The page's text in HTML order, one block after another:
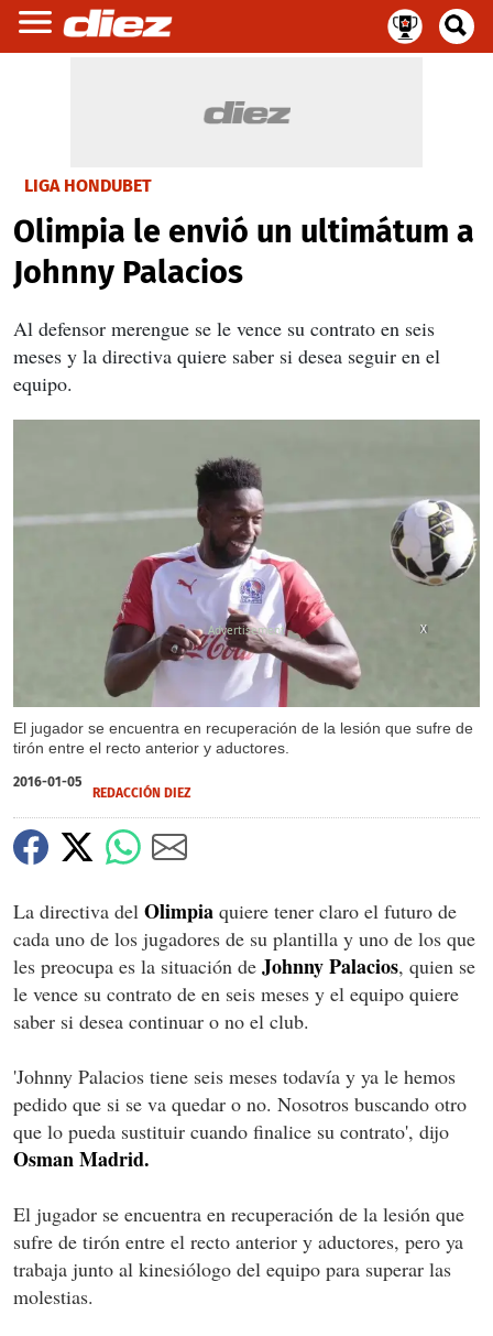
LIGA HONDUBET
Olimpia le envió un ultimátum a
Johnny Palacios
Al defensor merengue se le vence su contrato en seis
meses y la directiva quiere saber si desea seguir en el
equipo.
El jugador se encuentra en recuperación de la lesión que sufre de
tirón entre el recto anterior y aductores.
X
2016-01-05
REDACCIÓN DIEZ
La directiva del Olimpia quiere tener claro el futuro de
cada uno de los jugadores de su plantilla y uno de los que
les preocupa es la situación de Johnny Palacios, quien se
le vence su contrato de en seis meses y el equipo quiere
saber si desea continuar o no el club.
'Johnny Palacios tiene seis meses todavía y ya le hemos
pedido que si se va quedar o no. Nosotros buscando otro
que lo pueda sustituir cuando finalice su contrato', dijo
Osman Madrid.
El jugador se encuentra en recuperación de la lesión que
sufre de tirón entre el recto anterior y aductores, pero ya
trabaja junto al kinesiólogo del equipo para superar las
molestias.